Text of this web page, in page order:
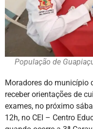
População de
Moradores do município
receber orientações de
exames, no próximo
12h, no CEI – Centro